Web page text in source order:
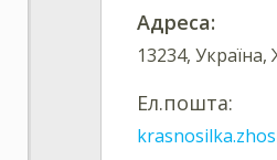
Адреса:
13234,
Ел.пошта: